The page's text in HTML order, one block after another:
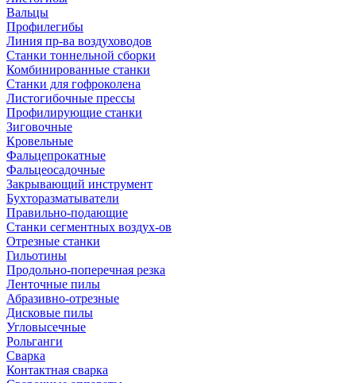
Вальцы
Профилегибы
Линия пр-ва воздуховодов
Станки тоннельной сборки
Комбинированные станки
Станки для гофроколена
Листогибочные прессы
Профилирующие станки
Зиговочные
Кровельные
Фальцепрокатные
Фальцеосадочные
Закрывающий инструмент
Бухторазматыватели
Правильно-подающие
Станки сегментных воздух-ов
Отрезные станки
Гильотины
Продольно-поперечная резка
Ленточные пилы
Абразивно-отрезные
Дисковые пилы
Угловысечные
Рольганги
Сварка
Контактная сварка